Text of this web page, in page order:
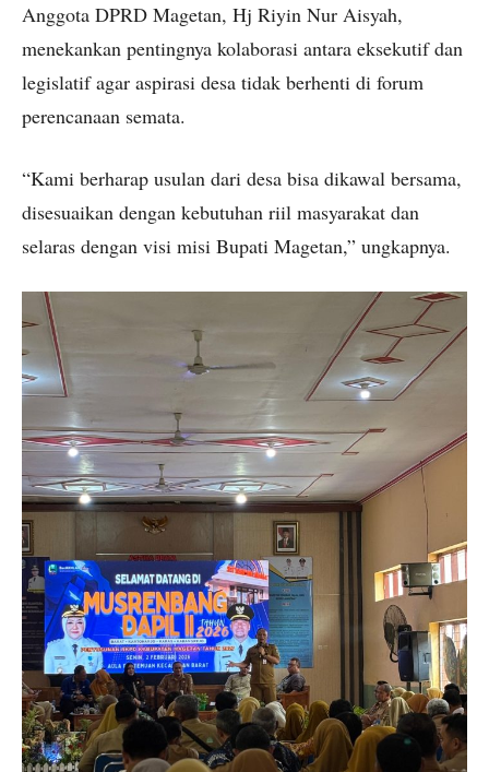
Anggota DPRD Magetan, Hj Riyin Nur Aisyah,
menekankan pentingnya kolaborasi antara eksekutif dan
legislatif agar aspirasi desa tidak berhenti di forum
perencanaan semata.
“Kami berharap usulan dari desa bisa dikawal bersama,
disesuaikan dengan kebutuhan riil masyarakat dan
selaras dengan visi misi Bupati Magetan,” ungkapnya.